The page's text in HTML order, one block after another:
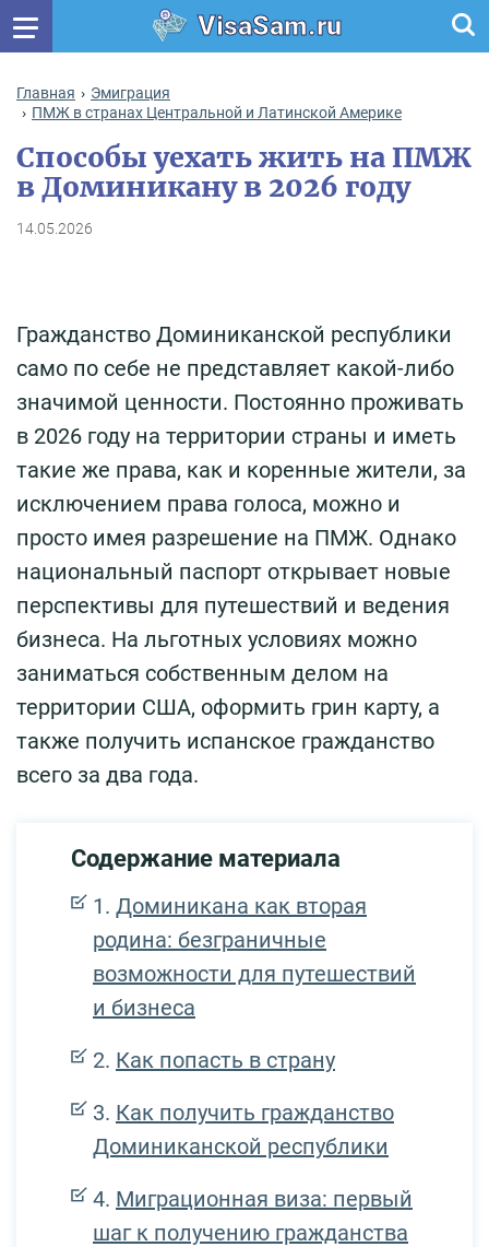
VisaSam.ru
Главная
Эмиграция
ПМЖ в странах Центральной и Латинской Америке
Способы уехать жить на ПМЖ
в Доминикану в 2026 году
14.05.2026
Гражданство Доминиканской республики
само по себе не представляет какой-либо
значимой ценности. Постоянно проживать
в 2026 году на территории страны и иметь
такие же права, как и коренные жители, за
исключением права голоса, можно и
просто имея разрешение на ПМЖ. Однако
национальный паспорт открывает новые
перспективы для путешествий и ведения
бизнеса. На льготных условиях можно
заниматься собственным делом на
территории США, оформить грин карту, а
также получить испанское гражданство
всего за два года.
Содержание материала
Доминикана как вторая
родина: безграничные
возможности для путешествий
и бизнеса
Как попасть в страну
Как получить гражданство
Доминиканской республики
Миграционная виза: первый
шаг к получению гражданства